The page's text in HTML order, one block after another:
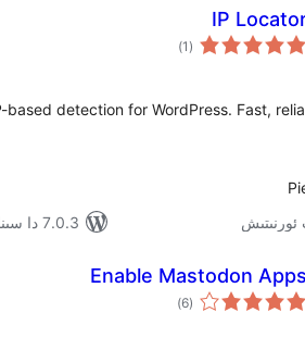
IP
(1 ئومۇمىي
دەرىجە)
detection for WordPress. Fast,
7.0.3 دا سىنالغان
Enable Mastodon Apps
(6 ئومۇمىي
دەرىجە
)